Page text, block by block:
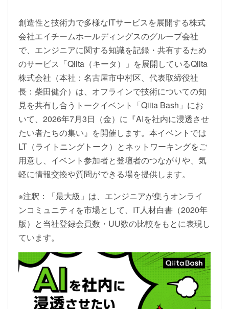
創造性と技術力で多様なITサービスを展開する株式
会社エイチームホールディングスのグループ会社
で、エンジニアに関する知識を記録・共有するため
のサービス「Qiita（キータ）」を展開しているQiita
株式会社（本社：名古屋市中村区、代表取締役社
長：柴田健介）は、オフラインで技術についての知
見を共有し合うトークイベント「Qiita Bash」にお
いて、2026年7月3日（金）に『AIを社内に浸透させ
たい者たちの集い』を開催します。本イベントでは
LT（ライトニングトーク）とネットワーキングをご
用意し、イベント参加者と登壇者のつながりや、気
軽に情報交換や質問ができる場を提供します。
※注釈：「最大級」は、エンジニアが集うオンライ
ンコミュニティを市場として、IT人材白書（2020年
版）と当社登録会員数・UU数の比較をもとに表現し
ています。